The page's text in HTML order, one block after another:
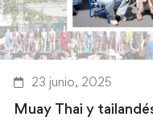
23 junio, 2025
Muay Thai y